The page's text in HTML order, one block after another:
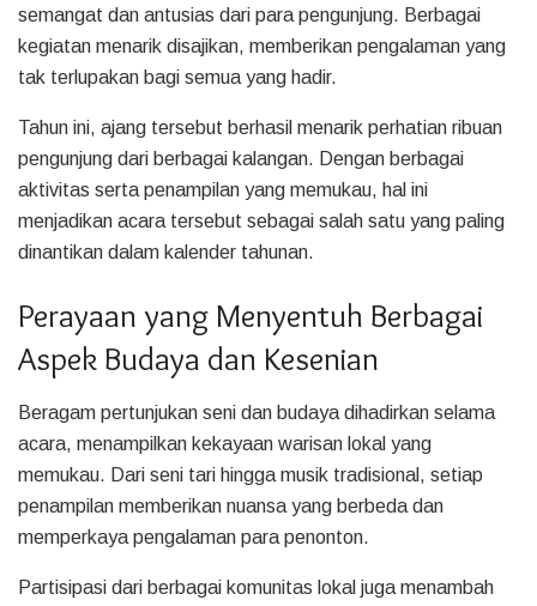
semangat dan antusias dari para pengunjung. Berbagai
kegiatan menarik disajikan, memberikan pengalaman yang
tak terlupakan bagi semua yang hadir.
Tahun ini, ajang tersebut berhasil menarik perhatian ribuan
pengunjung dari berbagai kalangan. Dengan berbagai
aktivitas serta penampilan yang memukau, hal ini
menjadikan acara tersebut sebagai salah satu yang paling
dinantikan dalam kalender tahunan.
Perayaan yang Menyentuh Berbagai
Aspek Budaya dan Kesenian
Beragam pertunjukan seni dan budaya dihadirkan selama
acara, menampilkan kekayaan warisan lokal yang
memukau. Dari seni tari hingga musik tradisional, setiap
penampilan memberikan nuansa yang berbeda dan
memperkaya pengalaman para penonton.
Partisipasi dari berbagai komunitas lokal juga menambah